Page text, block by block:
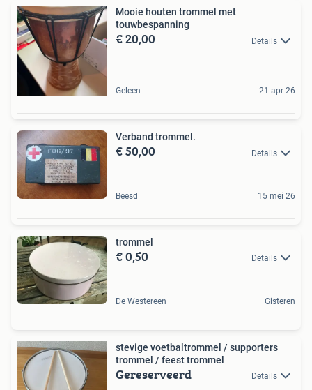
Mooie houten trommel met
touwbespanning
€ 20,00 Details
Geleen 21 apr 26
Verband trommel.
€ 50,00 Details
Beesd 15 mei 26
trommel
€ 0,50 Details
De Westereen Gisteren
stevige voetbaltrommel / supporters
trommel / feest trommel
Gereserveerd Details